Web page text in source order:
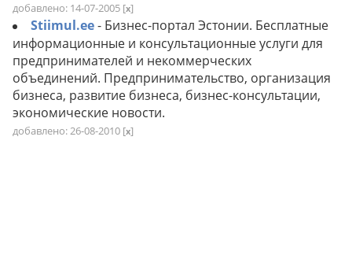
добавлено: 14-07-2005 [x]
Stiimul.ee- Бизнес-портал Эстонии. Бесплатные
информационные и консультационные услуги для
предпринимателей и некоммерческих
объединений. Предпринимательство, организация
бизнеса, развитие бизнеса, бизнес-консультации,
экономические новости.
добавлено: 26-08-2010 [x]